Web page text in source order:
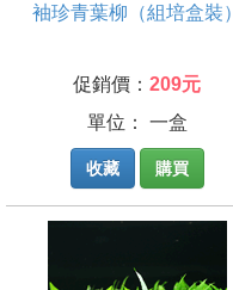
袖珍青葉柳（組培盒裝）
促銷價： 209元
單位： 一盒
收藏 購買